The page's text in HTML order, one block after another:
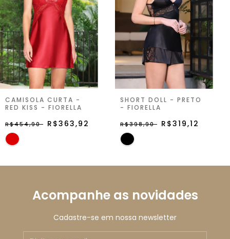
CAMISOLA CURTA -
RED KISS - FIORELLA
R$454,90 R$363,92
SHORT DOLL - PRETO
- FIORELLA
R$398,90 R$319,12
Acompanhe as novidades
Cadastre-se em nossa newsletter